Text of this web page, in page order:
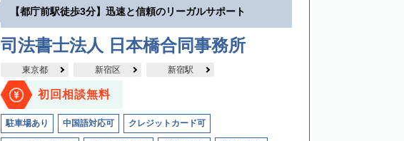
【都庁前駅徒歩3分】迅速と信頼のリーガルサポート
司法書士法人 日本橋合同事務所
東京都 新宿区 新宿駅
初回相談無料
駐車場あり 中国語対応可 クレジットカード可